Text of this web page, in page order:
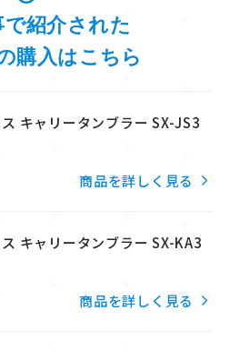
紹介された
購入はこちら
キャリータンブラー SX-JS3
商品を詳しく見る
キャリータンブラー SX-KA3
商品を詳しく見る